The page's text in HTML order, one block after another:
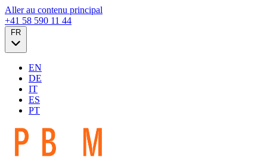
Aller au contenu principal
+41 58 590 11 44
EN
DE
IT
ES
PT